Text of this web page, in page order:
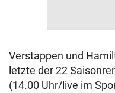
Verstappen und
letzte der 22
(14.00 Uhr/live im